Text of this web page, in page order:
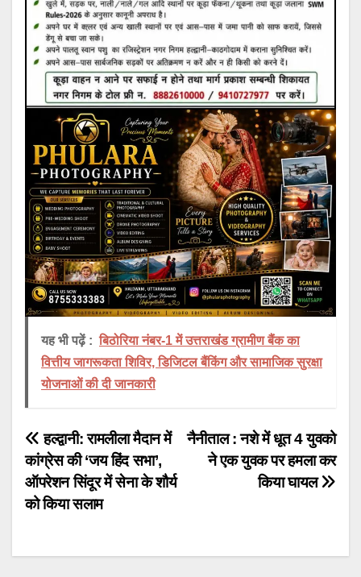
यह भी पढ़ें : बिठोरिया नंबर-1 में उत्तराखंड ग्रामीण बैंक का
वित्तीय जागरूकता शिविर, डिजिटल बैंकिंग और सामाजिक सुरक्षा
योजनाओं की दी जानकारी
Post
navigation
नैनीताल : नशे में धूत 4 युवको
ने एक युवक पर हमला कर
किया घायल
हल्द्वानी: रामलीला मैदान में
कांग्रेस की ‘जय हिंद सभा’,
ऑपरेशन सिंदूर में सेना के शौर्य
को किया सलाम